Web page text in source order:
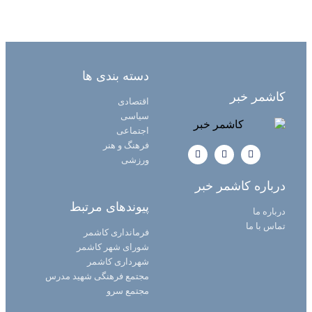
کاشمر خبر
دسته بندی ها
اقتصادی
سیاسی
اجتماعی
فرهنگ و هنر
ورزشی
درباره کاشمر خبر
درباره ما
تماس با ما
پیوندهای مرتبط
فرمانداری کاشمر
شورای شهر کاشمر
شهرداری کاشمر
مجتمع فرهنگی شهید مدرس
مجتمع سرو